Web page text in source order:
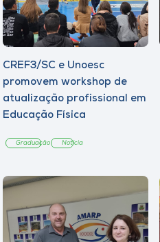
CREF3/SC e Unoesc
promovem workshop de
atualização profissional em
Educação Física
Graduação Notícia